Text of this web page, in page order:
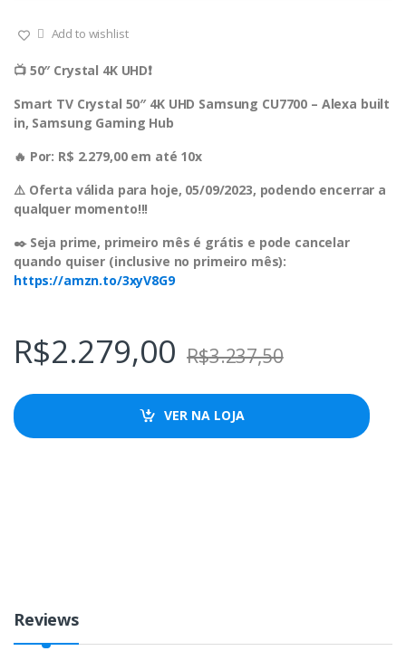
Add to wishlist
📺 50″ Crystal 4K UHD❗️
Smart TV Crystal 50″ 4K UHD Samsung CU7700 – Alexa built
in, Samsung Gaming Hub
🔥 Por: R$ 2.279,00 em até 10x
⚠️ Oferta válida para hoje, 05/09/2023, podendo encerrar a
qualquer momento!!!
✒️ Seja prime, primeiro mês é grátis e pode cancelar
quando quiser (inclusive no primeiro mês):
https://amzn.to/3xyV8G9
R$2.279,00 R$3.237,50
VER NA LOJA
Reviews